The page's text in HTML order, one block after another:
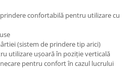
confortabilă pentru utilizare cu
(sistem de prindere tip arici)
utilizare uşoară în poziţie verticală
pentru confort în cazul lucrului